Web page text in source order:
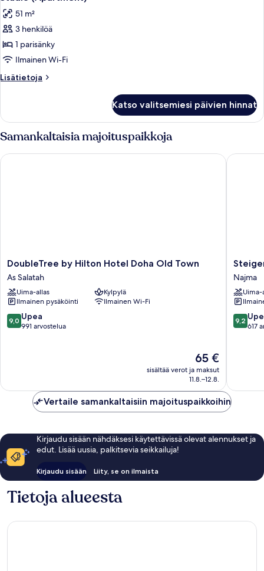
kaikki
huonetyypin
Studio
(Apartment)
kuvat
51 m²
3 henkilöä
1 parisänky
Ilmainen Wi-Fi
Lisätietoja
Lisätietoja
Katso valitsemiesi päivien hinnat
Samankaltaisia majoituspaikkoja
DoubleTree
by
Hilton
Hotel
Doha
Old
Town
DoubleTree by Hilton Hotel Doha Old Town
As Salatah
Uima-allas
Kylpylä
Ilmainen pysäköinti
Ilmainen Wi-Fi
9.0
kautta
9,0 Upea
991 arvostelua
Hinta
on
65 €
65 €
sisältää verot ja maksut
11.8.–12.8.
DoubleTree by Hilton Hotel Doha Old Town
Hotel
Doha
Najma
Najma
Uima-
9.2
kautta
9,2
617
Vertaile samankaltaisiin majoituspaikkoihin
Kirjaudu sisään nähdäksesi käytettävissä olevat alennukset ja
edut. Lisää uusia, palkitsevia seikkailuja!
Kirjaudu sisään Liity, se on ilmaista
Tietoja alueesta